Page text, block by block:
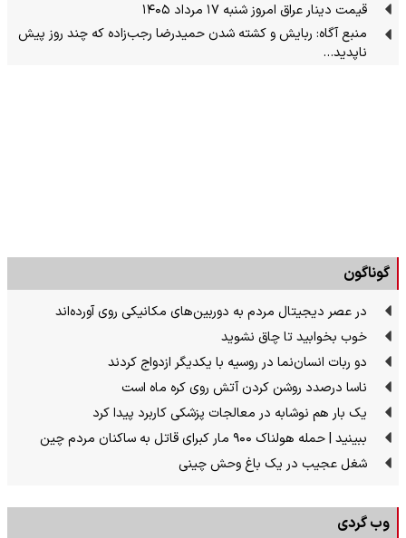
قیمت دینار عراق امروز شنبه ۱۷ مرداد ۱۴۰۵
منبع آگاه: ربایش و کشته شدن حمیدرضا رجب‌زاده که چند روز پیش
ناپدید…
گوناگون
در عصر دیجیتال مردم به دوربین‌های مکانیکی روی آورده‌اند
خوب بخوابید تا چاق نشوید
دو ربات انسان‌نما در روسیه با یکدیگر ازدواج کردند
ناسا درصدد روشن کردن آتش روی کره ماه است
یک بار هم نوشابه در معالجات پزشکی کاربرد پیدا کرد
ببینید | حمله هولناک ۹۰۰ مار کبرای قاتل به ساکنان مردم چین
شغل عجیب در یک باغ وحش چینی
وب گردی